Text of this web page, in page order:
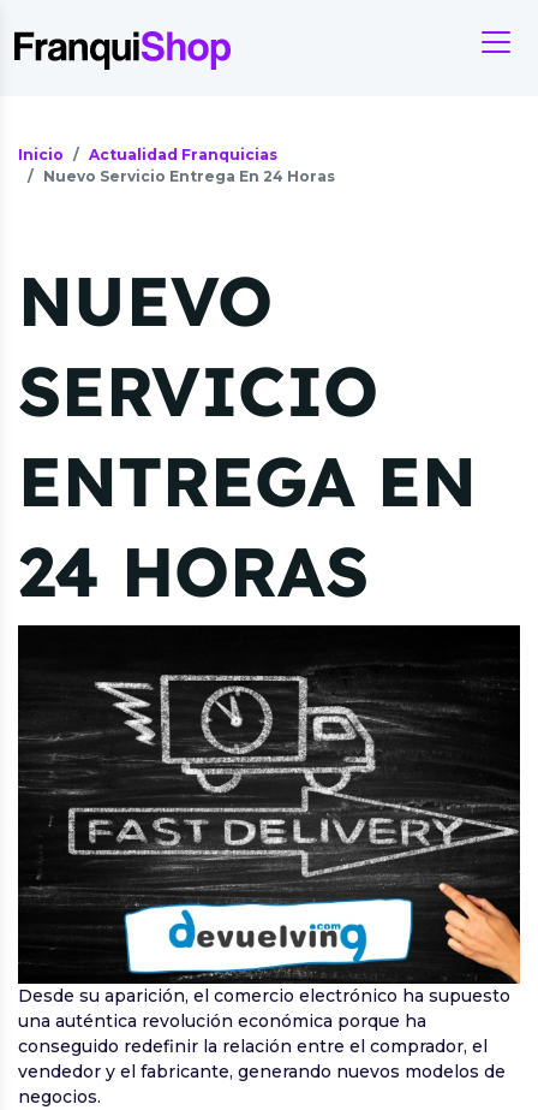
Inicio
Actualidad Franquicias
Nuevo Servicio Entrega En 24 Horas
NUEVO
SERVICIO
ENTREGA EN
24 HORAS
Desde su aparición, el comercio electrónico ha supuesto
una auténtica revolución económica porque ha
conseguido redefinir la relación entre el comprador, el
vendedor y el fabricante, generando nuevos modelos de
negocios.